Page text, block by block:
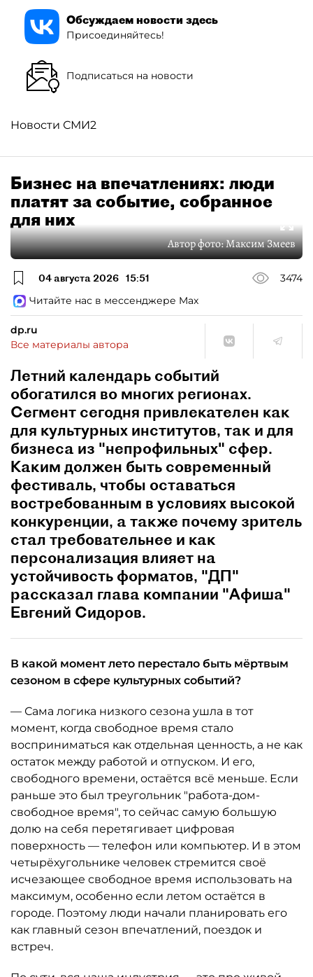
Обсуждаем новости здесь
Присоединяйтесь!
Подписаться на новости
Новости СМИ2
Бизнес на впечатлениях: люди
платят за событие, собранное
для них
Автор фото:Максим Змеев
04 августа 2026 15:51
3474
Читайте нас в мессенджере Max
dp.ru
Все материалы автора
Летний календарь событий
обогатился во многих регионах.
Сегмент сегодня привлекателен как
для культурных институтов, так и для
бизнеса из "непрофильных" сфер.
Каким должен быть современный
фестиваль, чтобы оставаться
востребованным в условиях высокой
конкуренции, а также почему зритель
стал требовательнее и как
персонализация влияет на
устойчивость форматов, "ДП"
рассказал глава компании "Афиша"
Евгений Сидоров.
В какой момент лето перестало быть мёртвым
сезоном в сфере культурных событий?
— Сама логика низкого сезона ушла в тот
момент, когда свободное время стало
восприниматься как отдельная ценность, а не как
остаток между работой и отпуском. И его,
свободного времени, остаётся всё меньше. Если
раньше это был треугольник "работа-дом-
свободное время", то сейчас самую большую
долю на себя перетягивает цифровая
поверхность — телефон или компьютер. И в этом
четырёхугольнике человек стремится своё
исчезающее свободное время использовать на
максимум, особенно если летом остаётся в
городе. Поэтому люди начали планировать его
как главный сезон впечатлений, поездок и
встреч.